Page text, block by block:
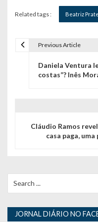
Related tags : Beatriz
ã
o
d
Previous Article
Daniela Ventura
costas”? Inês
Cláudio Ramos
casa paga,
for:
JORNAL DIÁRIO NO